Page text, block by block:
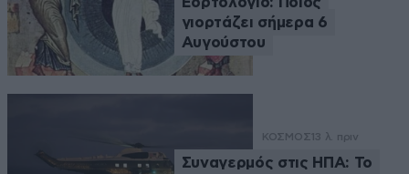
γιορτάζει σήμερα 6
Αυγούστου
ΚΟΣΜΟΣ 13 λ. πριν
Συναγερμός στις ΗΠΑ: Το